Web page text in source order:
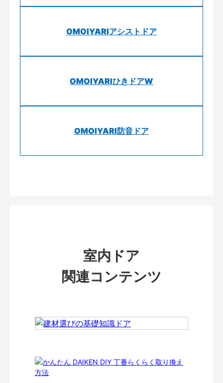
OMOIYARIアシストドア
OMOIYARIひきドアW
OMOIYARI防音ドア
室内ドア
関連コンテンツ